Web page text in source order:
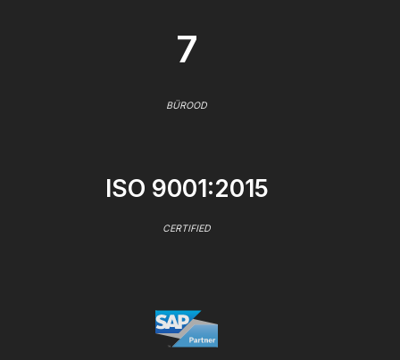
7
BÜROOD
ISO 9001:2015
CERTIFIED